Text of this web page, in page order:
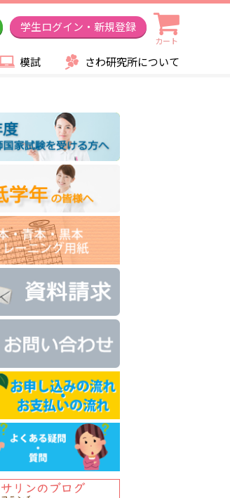
学生ログイン・新規登録
カート
模試 さわ研究所について